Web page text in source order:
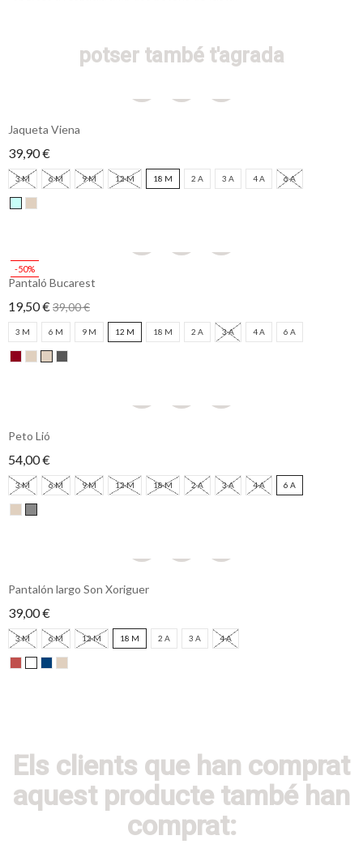
potser també t'agrada
Jaqueta Viena
39,90 €
3 M 6 M 9 M 12 M 18 M 2 A 3 A 4 A 6 A
-50%
Pantaló Bucarest
19,50 €39,00 €
3 M 6 M 9 M 12 M 18 M 2 A 3 A 4 A 6 A
Peto Lió
54,00 €
3 M 6 M 9 M 12 M 18 M 2 A 3 A 4 A 6 A
Pantalón largo Son Xoriguer
39,00 €
3 M 6 M 12 M 18 M 2 A 3 A 4 A
Els clients que han comprat
aquest producte també han
comprat: